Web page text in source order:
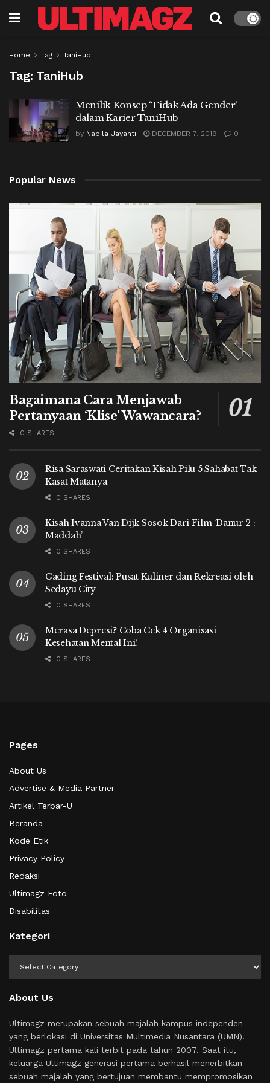
Home Tag TaniHub
Tag: TaniHub
Menilik Konsep ‘Tidak Ada Gender’
dalam Karier TaniHub
by Nabila Jayanti DECEMBER 7, 2019 0
Popular News
Bagaimana Cara Menjawab
Pertanyaan ‘Klise’ Wawancara?
0 SHARES
Risa Saraswati Ceritakan Kisah Pilu 5 Sahabat Tak
Kasat Matanya
0 SHARES
Kisah Ivanna Van Dijk Sosok Dari Film ‘Danur 2 :
Maddah’
0 SHARES
Gading Festival: Pusat Kuliner dan Rekreasi oleh
Sedayu City
0 SHARES
Merasa Depresi? Coba Cek 4 Organisasi
Kesehatan Mental Ini!
0 SHARES
Pages
About Us
Advertise & Media Partner
Artikel Terbar-U
Beranda
Kode Etik
Privacy Policy
Redaksi
Ultimagz Foto
Disabilitas
Kategori
About Us
Ultimagz merupakan sebuah majalah kampus independen
yang berlokasi di Universitas Multimedia Nusantara (UMN).
Ultimagz pertama kali terbit pada tahun 2007. Saat itu,
keluarga Ultimagz generasi pertama berhasil menerbitkan
sebuah majalah yang bertujuan membantu mempromosikan